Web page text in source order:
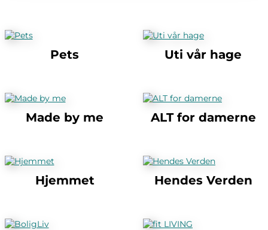
Pets Uti vår hage
Made by me ALT for damerne
Hjemmet Hendes Verden